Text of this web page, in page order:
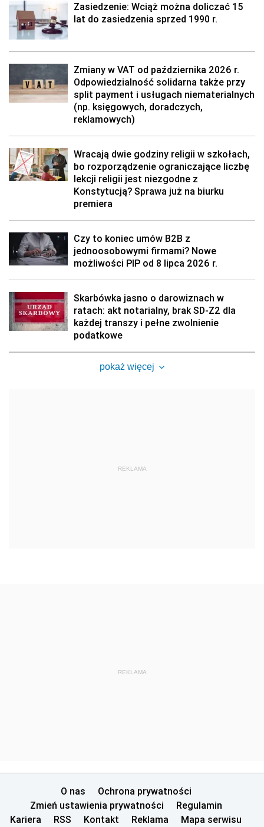
Zasiedzenie: Wciąż można doliczać 15
lat do zasiedzenia sprzed 1990 r.
Zmiany w VAT od października 2026 r.
Odpowiedzialność solidarna także przy
split payment i usługach niematerialnych
(np. księgowych, doradczych,
reklamowych)
Wracają dwie godziny religii w szkołach,
bo rozporządzenie ograniczające liczbę
lekcji religii jest niezgodne z
Konstytucją? Sprawa już na biurku
premiera
Czy to koniec umów B2B z
jednoosobowymi firmami? Nowe
możliwości PIP od 8 lipca 2026 r.
Skarbówka jasno o darowiznach w
ratach: akt notarialny, brak SD-Z2 dla
każdej transzy i pełne zwolnienie
podatkowe
pokaż więcej
REKLAMA
REKLAMA
O nas
Ochrona prywatności
Zmień ustawienia prywatności
Regulamin
Kariera
RSS Kontakt Reklama Mapa serwisu